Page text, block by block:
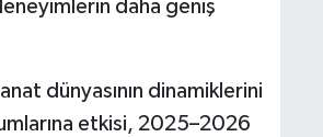
daha geniş
dünyasının dinamiklerini
etkisi, 2025–2026